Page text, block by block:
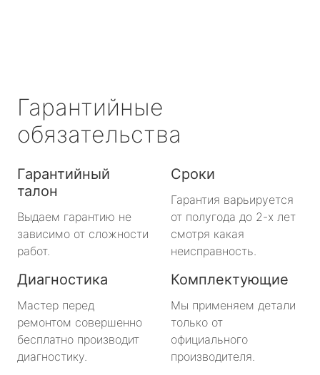
Гарантийные
обязательства
Гарантийный
талон
Выдаем гарантию не
зависимо от сложности
работ.
Сроки
Гарантия варьируется
от полугода до 2-х лет
смотря какая
неисправность.
Диагностика
Мастер перед
ремонтом совершенно
бесплатно производит
диагностику.
Комплектующие
Мы применяем детали
только от
официального
производителя.